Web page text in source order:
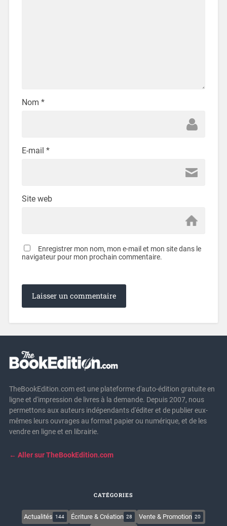
Nom *
E-mail *
Site web
Enregistrer mon nom, mon e-mail et mon site dans le
navigateur pour mon prochain commentaire.
TheBookEdition.com est une plateforme d'auto-édition gratuite en
ligne et d'impression de livres à la demande. Depuis 2007, nous
permettons aux auteurs indépendants d'éditer et de publier eux-
mêmes leurs ouvrages au format papier ou numérique, et de les
vendre en ligne et en librairie.
← Aller sur TheBookEdition.com
CATÉGORIES
Actualités 144 Écriture & Création 28 Vente & Promotion 20